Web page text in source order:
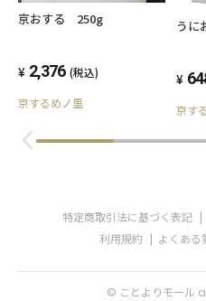
表面がきつね色になる
【解凍方法】
冷蔵解凍 or 常温解凍
【消費期限】
京おする 250g
2,376 (税込)
京するめノ里
うに
京す
特定商取引法に基づく表記
利用規約
よくある
© ことよりモール